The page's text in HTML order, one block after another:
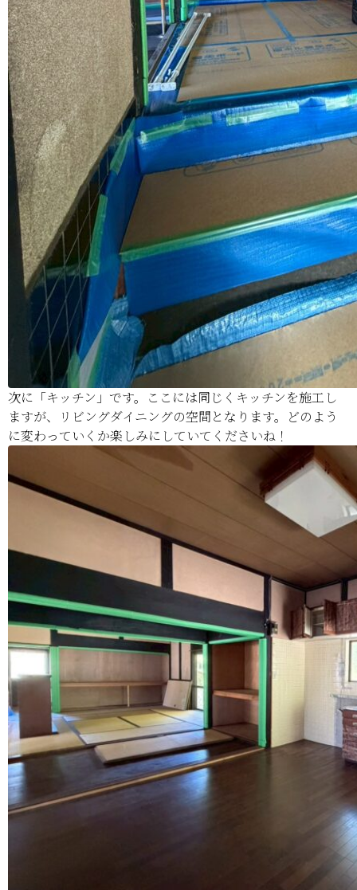
次に「キッチン」です。ここには同じくキッチンを施工し
ますが、リビングダイニングの空間となります。どのよう
に変わっていくか楽しみにしていてくださいね！